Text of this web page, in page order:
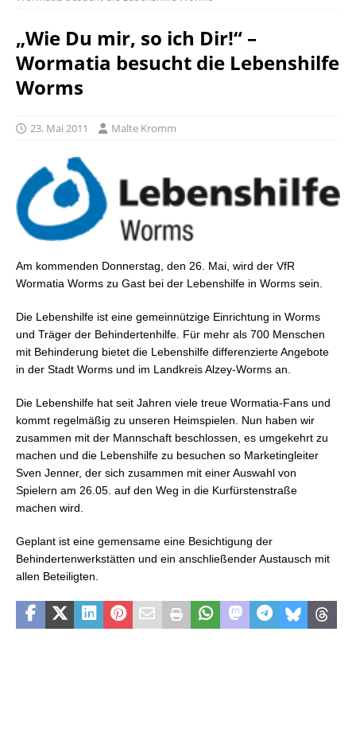
„Wie Du mir, so ich Dir!“ –
Wormatia besucht die Lebenshilfe
Worms
23. Mai 2011 Malte Kromm
Am kommenden Donnerstag, den 26. Mai, wird der VfR
Wormatia Worms zu Gast bei der Lebenshilfe in Worms sein.
Die Lebenshilfe ist eine gemeinnützige Einrichtung in Worms
und Träger der Behindertenhilfe. Für mehr als 700 Menschen
mit Behinderung bietet die Lebenshilfe differenzierte Angebote
in der Stadt Worms und im Landkreis Alzey-Worms an.
Die Lebenshilfe hat seit Jahren viele treue Wormatia-Fans und
kommt regelmäßig zu unseren Heimspielen. Nun haben wir
zusammen mit der Mannschaft beschlossen, es umgekehrt zu
machen und die Lebenshilfe zu besuchen so Marketingleiter
Sven Jenner, der sich zusammen mit einer Auswahl von
Spielern am 26.05. auf den Weg in die Kurfürstenstraße
machen wird.
Geplant ist eine gemensame eine Besichtigung der
Behindertenwerkstätten und ein anschließender Austausch mit
allen Beteiligten.